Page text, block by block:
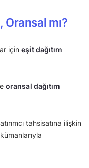
Oransal mı?
için eşit dağıtım
oransal dağıtım
tahsisatına ilişkin